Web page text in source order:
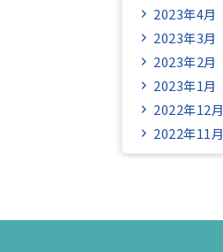
2023年4月
2023年3月
2023年2月
2023年1月
2022年12月
2022年11月